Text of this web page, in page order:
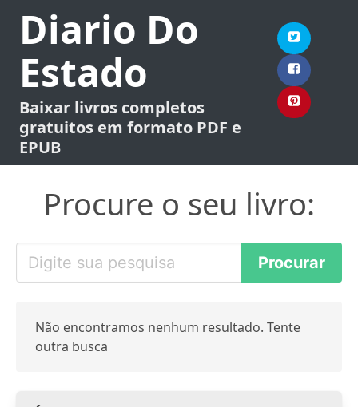
Diario Do
Estado
Baixar livros completos
gratuitos em formato PDF e
EPUB
Procure o seu livro:
Não encontramos nenhum resultado. Tente
outra busca